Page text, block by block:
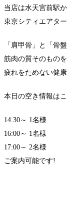
当店は水天宮前駅
東京シティエアタ
「肩甲骨」と「骨
筋肉の質そのもの
疲れをためない健
本日の空き情報は
14:30～ 1名様
16:00～ 1名様
17:00～ 2名様
ご案内可能です!